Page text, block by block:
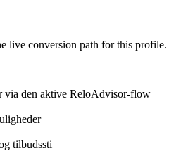
live conversion path for this profile.
via den aktive ReloAdvisor-flow
tilbudssti